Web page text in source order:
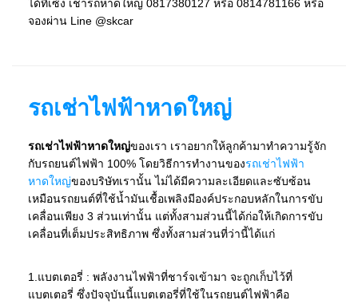
ได้ที่เซ้ง เช่ารถหาดใหญ่ 0817380127 หรือ 0814781166 หรือ
จองผ่าน Line @skcar
รถเช่าไฟฟ้าหาดใหญ่
รถเช่าไฟฟ้าหาดใหญ่ของเรา เราอยากให้ลูกค้ามาทำความรู้จัก
กับรถยนต์ไฟฟ้า 100% โดยวิธีการทำงานของรถเช่าไฟฟ้า
หาดใหญ่ของบริษัทเรานั้น ไม่ได้มีความละเอียดและซับซ้อน
เหมือนรถยนต์ที่ใช้น้ำมันเชื้อเพลิงมีองค์ประกอบหลักในการขับ
เคลื่อนเพียง 3 ส่วนเท่านั้น แต่ทั้งสามส่วนนี้ได้ก่อให้เกิดการขับ
เคลื่อนที่เต็มประสิทธิภาพ ซึ่งทั้งสามส่วนที่ว่านี้ได้แก่
1.แบตเตอรี่ : พลังงานไฟฟ้าที่ชาร์จเข้ามา จะถูกเก็บไว้ที่
แบตเตอรี่ ซึ่งปัจจุบันนี้แบตเตอรี่ที่ใช้ในรถยนต์ไฟฟ้าคือ